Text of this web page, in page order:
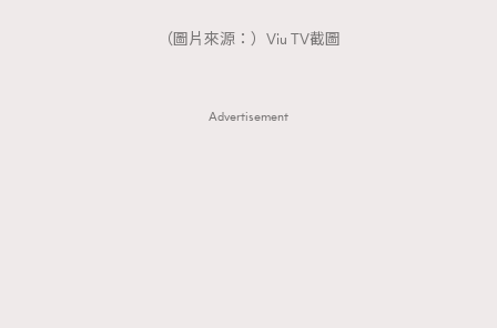
（圖片來源：）Viu TV截圖
Advertisement